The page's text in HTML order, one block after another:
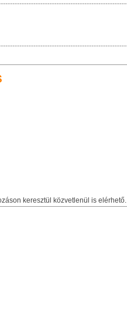
keresztül közvetlenül is elérhető.